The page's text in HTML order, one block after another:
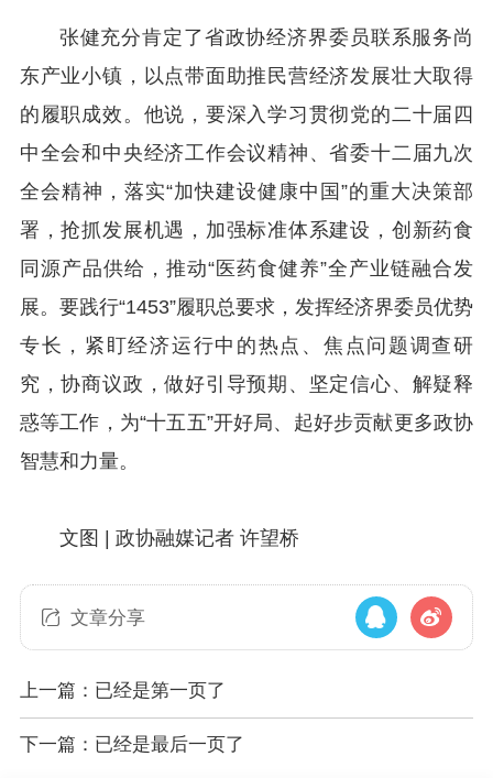
张健充分肯定了省政协经济界委员联系服务尚
东产业小镇，以点带面助推民营经济发展壮大取得
的履职成效。他说，要深入学习贯彻党的二十届四
中全会和中央经济工作会议精神、省委十二届九次
全会精神，落实“加快建设健康中国”的重大决策部
署，抢抓发展机遇，加强标准体系建设，创新药食
同源产品供给，推动“医药食健养”全产业链融合发
展。要践行“1453”履职总要求，发挥经济界委员优势
专长，紧盯经济运行中的热点、焦点问题调查研
究，协商议政，做好引导预期、坚定信心、解疑释
惑等工作，为“十五五”开好局、起好步贡献更多政协
智慧和力量。
文图 | 政协融媒记者 许望桥
文章分享
上一篇：已经是第一页了
下一篇：已经是最后一页了